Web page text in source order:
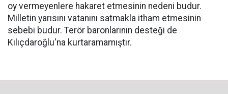
oy vermeyenlere hakaret etmesinin nedeni budur.
Milletin yarısını vatanını satmakla itham etmesinin
sebebi budur. Terör baronlarının desteği de
Kılıçdaroğlu'na kurtaramamıştır.